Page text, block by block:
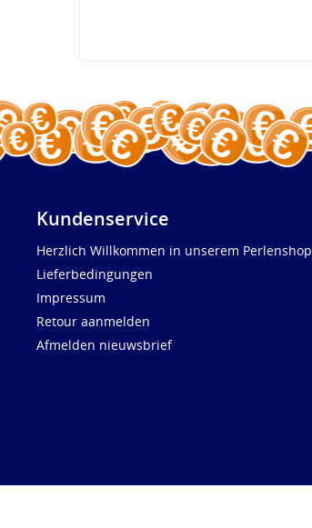
Kundenservice
Herzlich Willkommen in unserem Perlenshop
Lieferbedingungen
Impressum
Retour aanmelden
Afmelden nieuwsbrief